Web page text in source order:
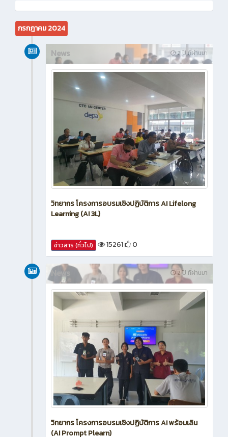
กรกฎาคม 2024
2 ปี ที่ผ่านมา
News
วิทยากร โครงการอบรมเชิงปฏิบัติการ AI Lifelong
Learning (AI 3L)
ข่าวสาร (ทั่วไป) 15261 0
2 ปี ที่ผ่านมา
News
วิทยากร โครงการอบรมเชิงปฏิบัติการ AI พร้อมเลิน
(AI Prompt Plearn)